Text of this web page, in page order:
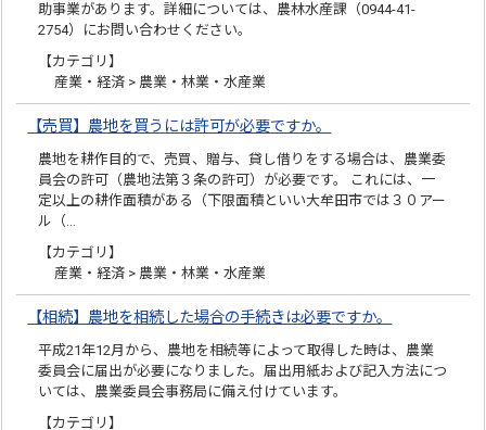
助事業があります。詳細については、農林水産課（0944-41-
2754）にお問い合わせください。
【カテゴリ】
産業・経済 > 農業・林業・水産業
【売買】農地を買うには許可が必要ですか。
農地を耕作目的で、売買、贈与、貸し借りをする場合は、農業委
員会の許可（農地法第３条の許可）が必要です。 これには、一
定以上の耕作面積がある（下限面積といい大牟田市では３０アー
ル（…
【カテゴリ】
産業・経済 > 農業・林業・水産業
【相続】農地を相続した場合の手続きは必要ですか。
平成21年12月から、農地を相続等によって取得した時は、農業
委員会に届出が必要になりました。届出用紙および記入方法につ
いては、農業委員会事務局に備え付けています。
【カテゴリ】